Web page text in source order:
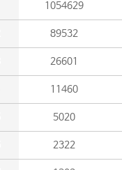
1054629
89532
26601
11460
5020
2322